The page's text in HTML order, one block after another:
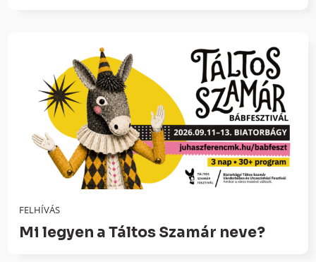
FELHÍVÁS
Mi legyen a Táltos Szamár neve?